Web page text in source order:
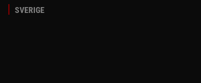
SVERIGE